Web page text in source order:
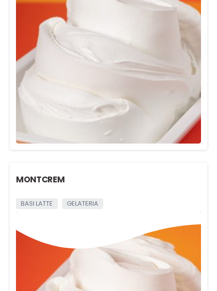
MONTCREM
BASI LATTE GELATERIA